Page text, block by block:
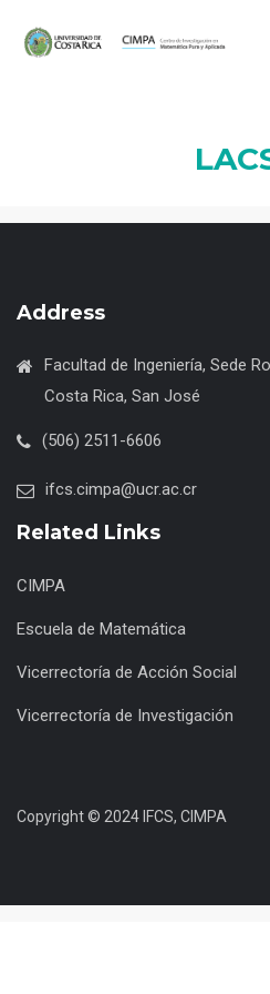
Address
Facultad de Ingeniería, Sede
Costa Rica, San José
(506) 2511-6606
ifcs.cimpa@ucr.ac.cr
Related Links
CIMPA
Escuela de Matemática
Vicerrectoría de Acción Social
Vicerrectoría de Investigación
Copyright © 2024 IFCS, CIMPA